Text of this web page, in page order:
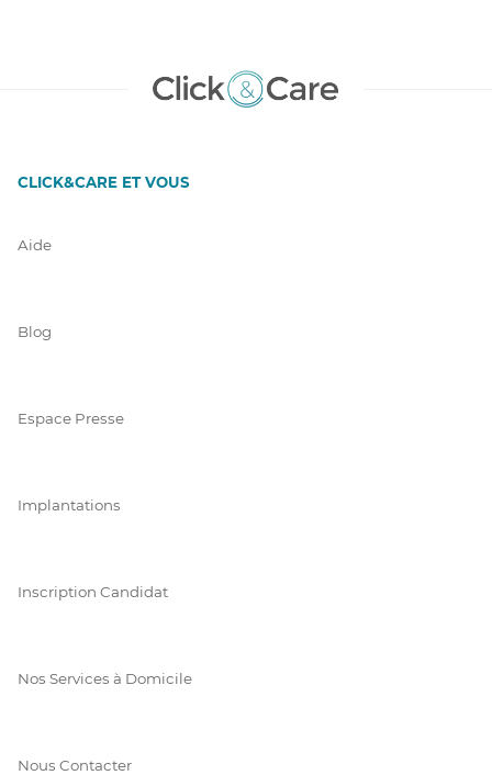
CLICK&CARE ET VOUS
Aide
Blog
Espace Presse
Implantations
Inscription Candidat
Nos Services à Domicile
Nous Contacter